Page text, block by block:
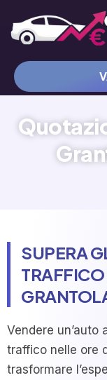
SUPERA
TRAFFICO
Vendere un’auto
traffico nelle ore
trasformare